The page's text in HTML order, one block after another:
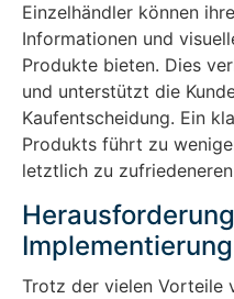
Einzelhändler können
Informationen und
Produkte bieten. Dies
und unterstützt die
Kaufentscheidung. Ein
Produkts führt zu
letztlich zu
Trotz der vielen Vorteile